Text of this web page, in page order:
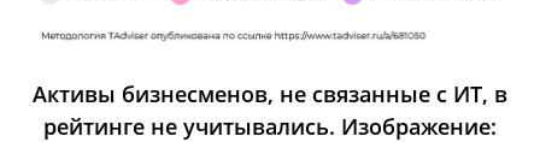
Активы бизнесменов, не связанные с ИТ, в
рейтинге не учитывались. Изображение: